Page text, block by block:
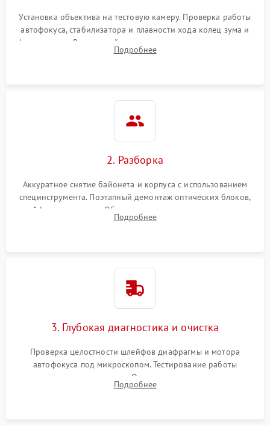
Установка объектива на тестовую камеру. Проверка работы
автофокуса, стабилизатора и плавности хода колец зума и
фокусировки. Визуальный осмотр линз на наличие царапин,
грибка, пыли и оценка состояния контактов байонета.
Подробнее
2. Разборка
Аккуратное снятие байонета и корпуса с использованием
специнструмента. Поэтапный демонтаж оптических блоков,
шлейфов и приводов. Обязательная маркировка положения
линзовых групп для сохранения заводской центровки при
Подробнее
3. Глубокая диагностика и очистка
Проверка целостности шлейфов диафрагмы и мотора
автофокуса под микроскопом. Тестирование работы
электромагнитного привода. Очистка оптических элементов
от пыли, следов влаги и грибка спецрастворами без
Подробнее